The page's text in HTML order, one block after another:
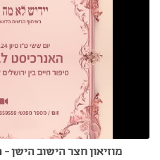
מוזיאון חצר הישוב הישן -